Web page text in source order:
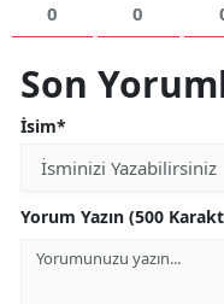
0 0
Son
İsim*
Yorum Yazın (500